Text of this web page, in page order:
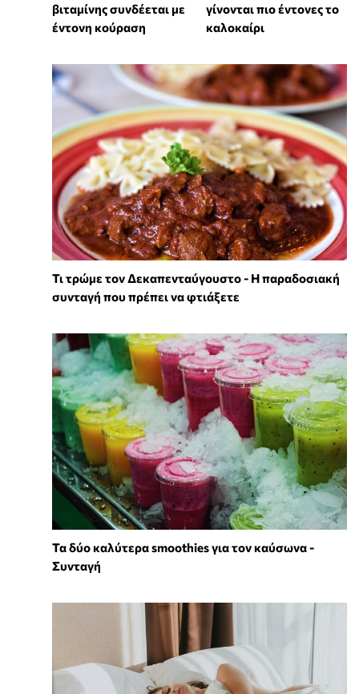
βιταμίνης συνδέεται με
έντονη κούραση
γίνονται πιο έντονες το
καλοκαίρι
Τι τρώμε τον Δεκαπενταύγουστο - Η παραδοσιακή
συνταγή που πρέπει να φτιάξετε
Τα δύο καλύτερα smoothies για τον καύσωνα -
Συνταγή